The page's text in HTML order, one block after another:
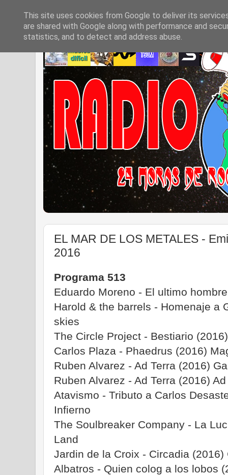
EL MAR DE LOS METALES -
2016
Programa 513
Eduardo Moreno - El ultimo
Harold & the barrels - Homenaje a
skies
The Circle Project - Bestiario
Carlos Plaza - Phaedrus (2016)
Ruben Alvarez - Ad Terra (2016)
Ruben Alvarez - Ad Terra (2016)
Atavismo - Tributo a Carlos
Infierno
The Soulbreaker Company - La
Land
Jardin de la Croix - Circadia (2016)
Albatros - Quien colog a los lobos
This site uses cookies from Google to deliver its
are shared with Google along with performance and
statistics, and to detect and address abuse.